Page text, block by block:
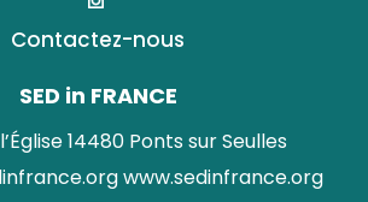
Contactez-nous
SED in FRANCE
14480 Ponts sur Seulles
www.sedinfrance.org